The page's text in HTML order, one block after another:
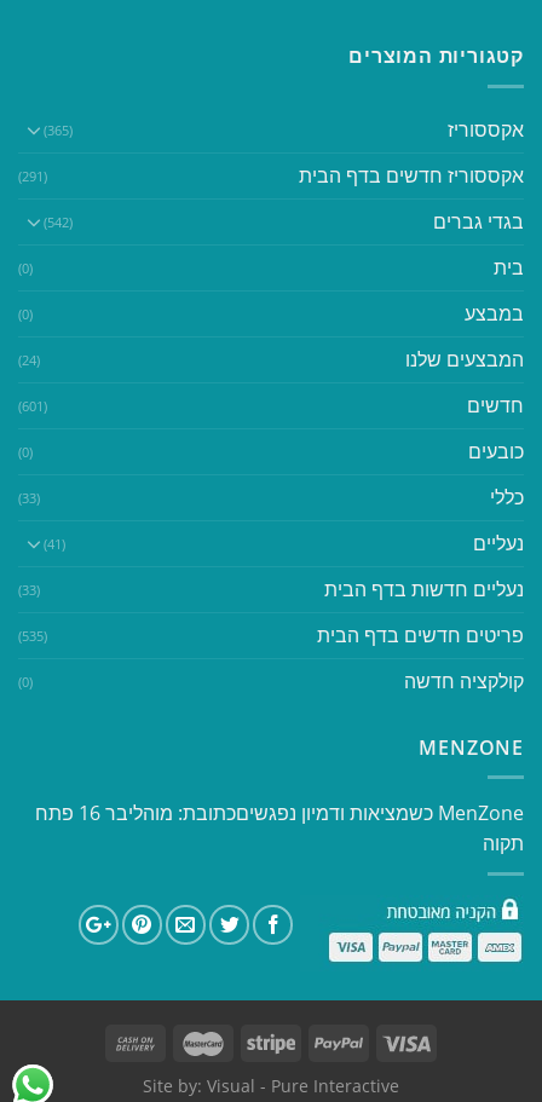
קטגוריות המוצרים
אקססוריז (365)
אקססוריז חדשים בדף הבית (291)
בגדי גברים (542)
בית (0)
במבצע (0)
המבצעים שלנו (24)
חדשים (601)
כובעים (0)
כללי (33)
נעליים (41)
נעליים חדשות בדף הבית (33)
פריטים חדשים בדף הבית (535)
קולקציה חדשה (0)
MENZONE
​​MenZone כשמציאות ודמיון נפגשים​ כתובת: מוהליבר 16 פתח
תקוה
Site by: Visual - Pure Interactive